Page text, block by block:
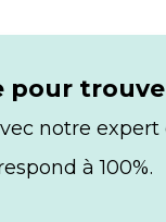
pour
notre
à 100%.